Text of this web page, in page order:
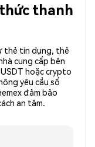
thanh
thẻ tín dụng, thẻ
cung cấp bên
hoặc crypto
yêu cầu số
đảm bảo
an tâm.